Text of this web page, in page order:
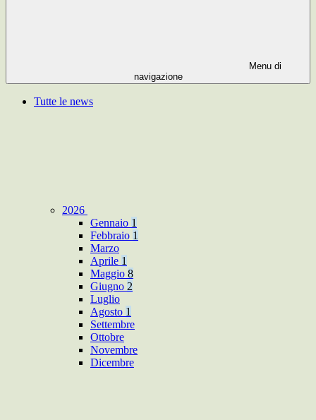
Menu di
navigazione
Tutte le news
2026
Gennaio 1
Febbraio 1
Marzo
Aprile 1
Maggio 8
Giugno 2
Luglio
Agosto 1
Settembre
Ottobre
Novembre
Dicembre